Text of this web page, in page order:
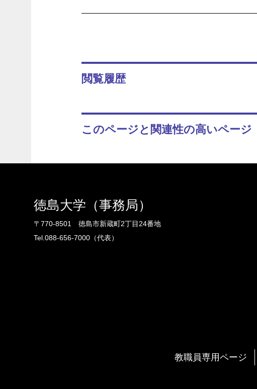
閲覧履歴
このページと関連性の高いページ
徳島大学（事務局）
〒770-8501 徳島市新蔵町2丁目24番地
Tel.088-656-7000（代表）
教職員専用ページ